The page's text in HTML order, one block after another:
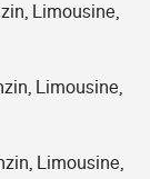
Limousine,
Limousine,
Limousine,